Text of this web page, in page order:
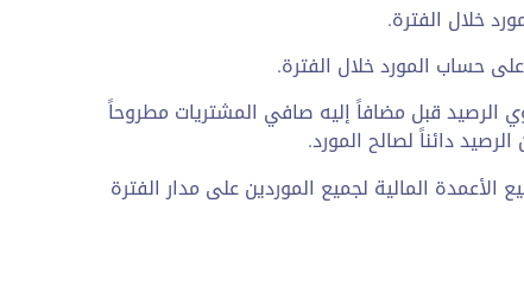
خلال الفترة.
حساب المورد خلال الفترة.
الرصيد قبل مضافاً إليه صافي المشتريات مطروحاً
دائناً لصالح المورد.
الأعمدة المالية لجميع الموردين على مدار الفترة